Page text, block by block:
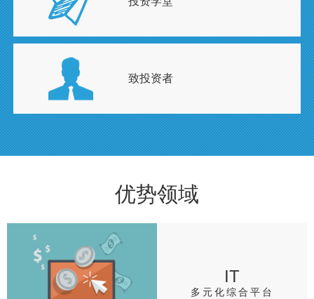
致投资者
优势领域
IT
多元化综合平台